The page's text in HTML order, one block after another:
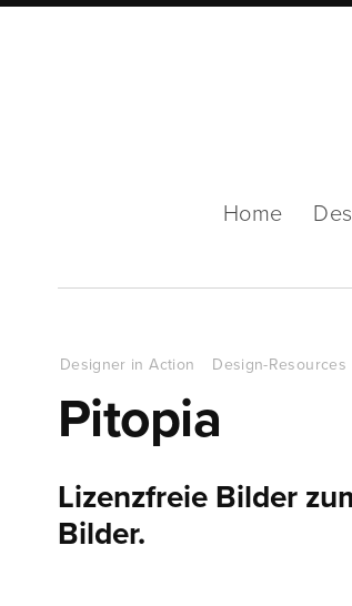
Home
Designer in Action Design-Resources
Pitopia
Lizenzfreie Bilder
Bilder.